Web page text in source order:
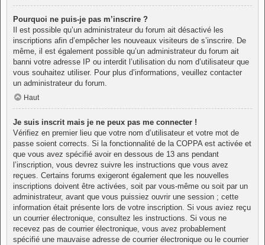
Pourquoi ne puis-je pas m’inscrire ?
Il est possible qu’un administrateur du forum ait désactivé les
inscriptions afin d’empêcher les nouveaux visiteurs de s’inscrire. De
même, il est également possible qu’un administrateur du forum ait
banni votre adresse IP ou interdit l’utilisation du nom d’utilisateur que
vous souhaitez utiliser. Pour plus d’informations, veuillez contacter
un administrateur du forum.
Haut
Je suis inscrit mais je ne peux pas me connecter !
Vérifiez en premier lieu que votre nom d’utilisateur et votre mot de
passe soient corrects. Si la fonctionnalité de la COPPA est activée et
que vous avez spécifié avoir en dessous de 13 ans pendant
l’inscription, vous devrez suivre les instructions que vous avez
reçues. Certains forums exigeront également que les nouvelles
inscriptions doivent être activées, soit par vous-même ou soit par un
administrateur, avant que vous puissiez ouvrir une session ; cette
information était présente lors de votre inscription. Si vous aviez reçu
un courrier électronique, consultez les instructions. Si vous ne
recevez pas de courrier électronique, vous avez probablement
spécifié une mauvaise adresse de courrier électronique ou le courrier